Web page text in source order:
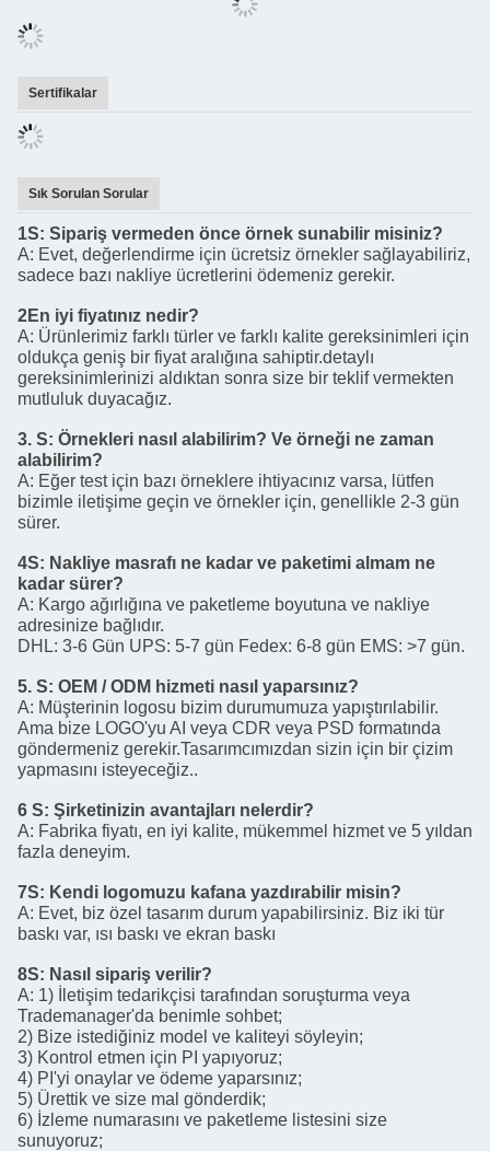
Sertifikalar
Sık Sorulan Sorular
1S: Sipariş vermeden önce örnek sunabilir misiniz?
A: Evet, değerlendirme için ücretsiz örnekler sağlayabiliriz,
sadece bazı nakliye ücretlerini ödemeniz gerekir.
2En iyi fiyatınız nedir?
A: Ürünlerimiz farklı türler ve farklı kalite gereksinimleri için
gereksinimlerinizi aldıktan sonra size bir teklif vermekten
mutluluk duyacağız.
3. S: Örnekleri nasıl alabilirim? Ve örneği ne zaman
alabilirim?
A: Eğer test için bazı örneklere ihtiyacınız varsa, lütfen
bizimle iletişime geçin ve örnekler için, genellikle 2-3 gün
sürer.
4S: Nakliye masrafı ne kadar ve paketimi almam ne
kadar sürer?
adresinize bağlıdır.
DHL: 3-6 Gün UPS: 5-7 gün Fedex: 6-8 gün EMS: >7 gün.
5. S: OEM / ODM hizmeti nasıl yaparsınız?
A: Müşterinin logosu bizim durumumuza yapıştırılabilir.
göndermeniz gerekir.Tasarımcımızdan sizin için bir çizim
yapmasını isteyeceğiz..
6 S: Şirketinizin avantajları nelerdir?
A: Fabrika fiyatı, en iyi kalite, mükemmel hizmet ve 5 yıldan
7S: Kendi logomuzu kafana yazdırabilir misin?
A: Evet, biz özel tasarım durum yapabilirsiniz. Biz iki tür
8S: Nasıl sipariş verilir?
A: 1) İletişim tedarikçisi tarafından soruşturma veya
2) Bize istediğiniz model ve kaliteyi söyleyin;
3) Kontrol etmen için PI yapıyoruz;
4) PI'yi onaylar ve ödeme yaparsınız;
5) Ürettik ve size mal gönderdik;
6) İzleme numarasını ve paketleme listesini size
sunuyoruz;
7) Malları aldığınızda, geri bildirim isteyin;
8) Satış sonrası hizmeti sağlıyoruz.